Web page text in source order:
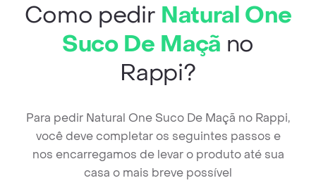
Como pedir Natural One
Suco De Maçã no
Rappi?
Para pedir Natural One Suco De Maçã no Rappi,
você deve completar os seguintes passos e
nos encarregamos de levar o produto até sua
casa o mais breve possível